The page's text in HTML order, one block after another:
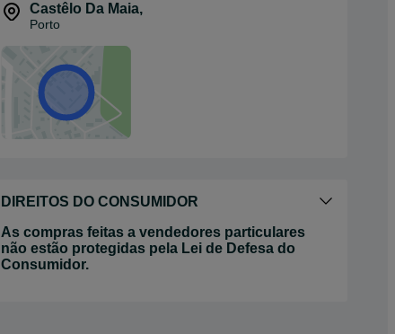
Castêlo Da Maia,
Porto
DIREITOS DO CONSUMIDOR
As compras feitas a vendedores particulares
não estão protegidas pela Lei de Defesa do
Consumidor.